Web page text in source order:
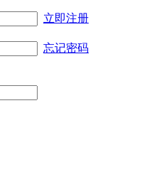
立即注册
忘记密码